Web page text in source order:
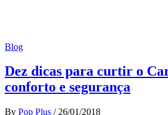
Blog
Dez dicas para curtir o
conforto e segurança
By Pop Plus / 26/01/2018